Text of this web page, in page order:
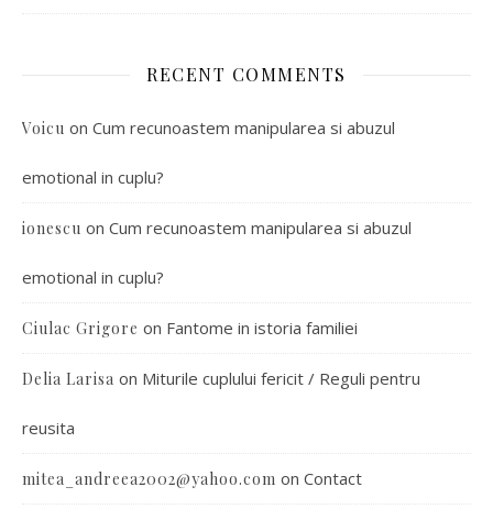
RECENT COMMENTS
Voicu on Cum recunoastem manipularea si abuzul
emotional in cuplu?
ionescu on Cum recunoastem manipularea si abuzul
emotional in cuplu?
Ciulac Grigore on Fantome in istoria familiei
Delia Larisa on Miturile cuplului fericit / Reguli pentru
reusita
mitea_andreea2002@yahoo.com on Contact